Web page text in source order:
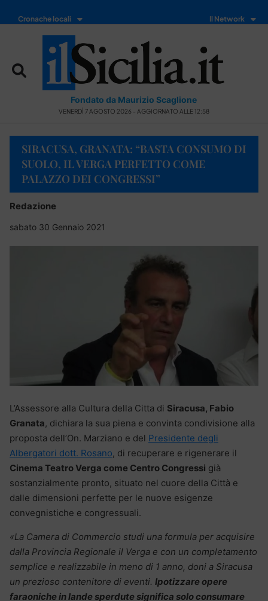
Cronache locali Il Network
Fondato da Maurizio Scaglione
VENERDÌ 7 AGOSTO 2026 - AGGIORNATO ALLE 12:58
SIRACUSA, GRANATA: “BASTA CONSUMO DI
SUOLO, IL VERGA PERFETTO COME
PALAZZO DEI CONGRESSI”
Redazione
sabato 30 Gennaio 2021
L’Assessore alla Cultura della Citta di Siracusa, Fabio
Granata, dichiara la sua piena e convinta condivisione alla
proposta dell’On. Marziano e del Presidente degli
Albergatori dott. Rosano, di recuperare e rigenerare il
Cinema Teatro Verga come Centro Congressi già
sostanzialmente pronto, situato nel cuore della Città e
dalle dimensioni perfette per le nuove esigenze
convegnistiche e congressuali.
«La Camera di Commercio studi una formula per acquisire
dalla Provincia Regionale il Verga e con un completamento
semplice e realizzabile in meno di 1 anno, doni a Siracusa
un prezioso contenitore di eventi. Ipotizzare opere
faraoniche in lande sperdute significa solo consumare